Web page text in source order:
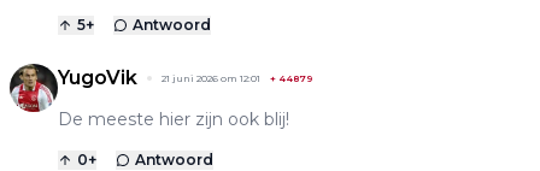
5+ Antwoord
YugoVik 21 juni 2026 om 12:01 + 44879
De meeste hier zijn ook blij!
0+ Antwoord